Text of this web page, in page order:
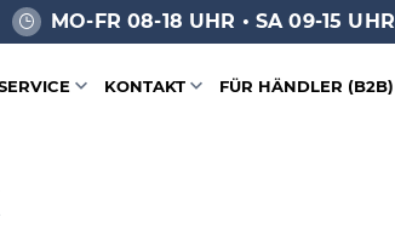
MO-FR 08-18 UHR • SA 09-15 UHR
KONTAKT FÜR HÄNDLER (B2B)